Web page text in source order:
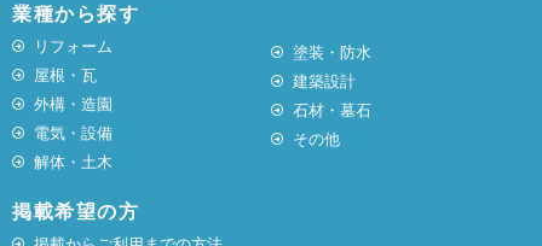
業種から探す
リフォーム
屋根・瓦
外構・造園
電気・設備
解体・土木
塗装・防水
建築設計
石材・墓石
その他
掲載希望の方